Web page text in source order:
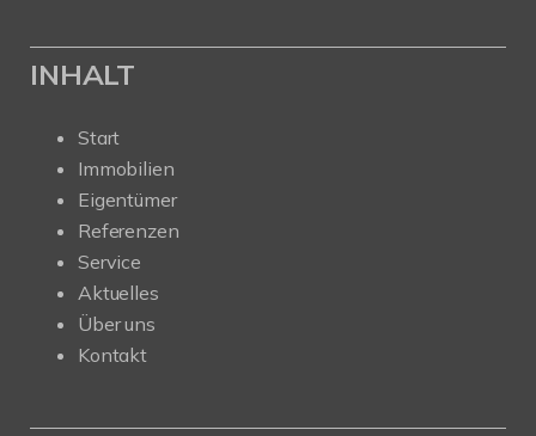
INHALT
Start
Immobilien
Eigentümer
Referenzen
Service
Aktuelles
Über uns
Kontakt